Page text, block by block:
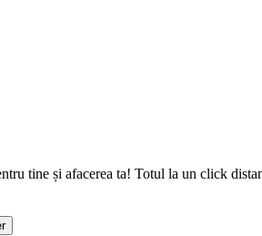
tine și afacerea ta! Totul la un click